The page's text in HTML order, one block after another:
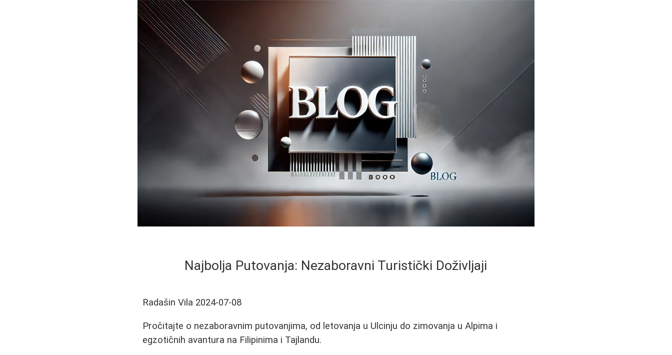
Najbolja Putovanja: Nezaboravni Turistički Doživljaji
Radašin Vila 2024-07-08
Pročitajte o nezaboravnim putovanjima, od letovanja u Ulcinju do zimovanja u Alpima i
egzotičnih avantura na Filipinima i Tajlandu.